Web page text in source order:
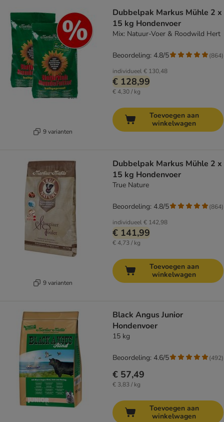
9 varianten
Dubbelpak Markus Mühle 2 x
15 kg Hondenvoer
Mix: Natuur-Voer & Roodwild Hert
individueel€ 130,48
€ 128,99
€ 4,30 / kg
Beoordeling: 4.8/5 (864)
Toevoegen aan
winkelwagen
9 varianten
Dubbelpak Markus Mühle 2 x
15 kg Hondenvoer
True Nature
individueel€ 142,98
€ 141,99
€ 4,73 / kg
Beoordeling: 4.8/5 (864)
Toevoegen aan
winkelwagen
Black Angus Junior
Hondenvoer
15 kg
€ 57,49
€ 3,83 / kg
Beoordeling: 4.6/5 (492)
Toevoegen aan
winkelwagen